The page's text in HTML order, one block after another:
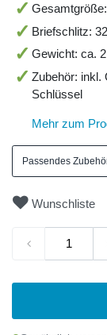
Briefschlitz:
Gewicht: ca.
Zubehör: inkl.
Schlüssel
Mehr zum
Passendes
Wunschliste